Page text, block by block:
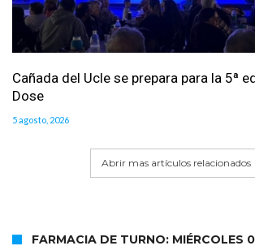
Cañada del Ucle se prepara para la 5ª
Dose
5 agosto, 2026
Abrir mas artículos relacionados
FARMACIA DE TURNO: MIÉRCOLES